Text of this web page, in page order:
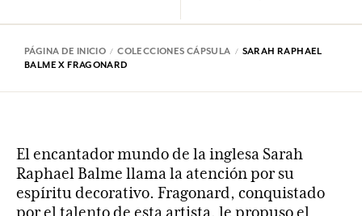
PÁGINA DE INICIO COLECCIONES CÁPSULA
SARAH RAPHAEL
BALME X FRAGONARD
El encantador mundo de la inglesa Sarah
Raphael Balme llama la atención por su
espíritu decorativo. Fragonard, conquistado
por el talento de esta artista, le propuso el